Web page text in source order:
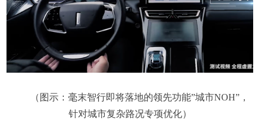
（图示：毫末智行即将落地的领先功能”城市NOH”，
针对城市复杂路况专项优化）